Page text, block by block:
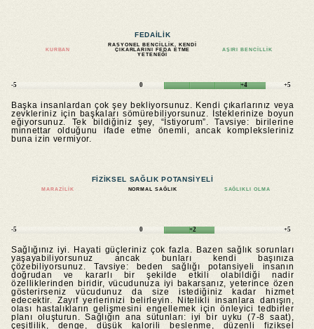
FEDAILIK
KURBAN
RASYONEL BENCILLIK, KENDI
ÇIKARLARINI FEDA ETME
YETENEĞI
AŞIRI BENCILLIK
-5 0 +4 +5
Başka insanlardan çok şey bekliyorsunuz. Kendi çıkarlarınız veya
zevkleriniz için başkaları sömürebiliyorsunuz. İsteklerinize boyun
eğiyorsunuz. Tek bildiğiniz şey, “İstiyorum”. Tavsiye: birilerine
minnettar olduğunu ifade etme önemli, ancak kompleksleriniz
buna izin vermiyor.
FIZIKSEL SAĞLIK POTANSIYELI
MARAZILIK NORMAL SAĞLIK SAĞLIKLI OLMA
-5 0 +2 +5
Sağlığınız iyi. Hayati güçleriniz çok fazla. Bazen sağlık sorunları
yaşayabiliyorsunuz ancak bunları kendi başınıza
çözebiliyorsunuz. Tavsiye: beden sağlığı potansiyeli insanın
doğrudan ve kararlı bir şekilde etkili olabildiği nadir
özelliklerinden biridir, vücudunuza iyi bakarsanız, yeterince özen
gösterirseniz vücudunuz da size istediğiniz kadar hizmet
edecektir. Zayıf yerlerinizi belirleyin. Nitelikli insanlara danışın,
olası hastalıkların gelişmesini engellemek için önleyici tedbirler
planı oluşturun. Sağlığın ana sütunları: iyi bir uyku (7-8 saat),
çeşitlilik, denge, düşük kalorili beslenme, düzenli fiziksel